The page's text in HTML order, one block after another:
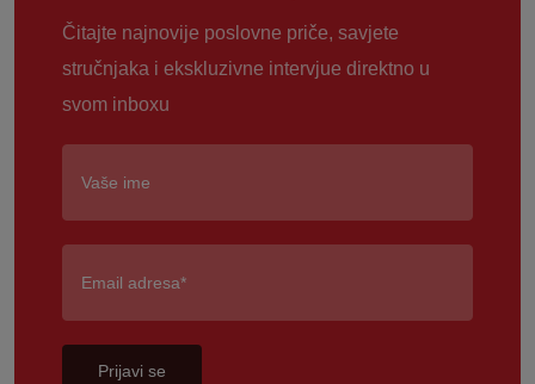
Čitajte najnovije poslovne priče, savjete
stručnjaka i ekskluzivne intervjue direktno u
svom inboxu
Prijavi se